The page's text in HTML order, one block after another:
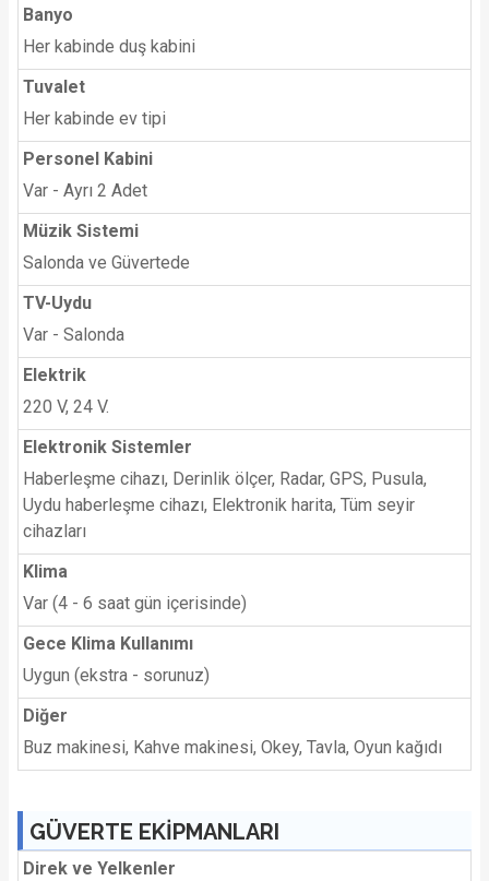
Banyo
Her kabinde duş kabini
Tuvalet
Her kabinde ev tipi
Personel Kabini
Var - Ayrı 2 Adet
Müzik Sistemi
Salonda ve Güvertede
TV-Uydu
Var - Salonda
Elektrik
220 V, 24 V.
Elektronik Sistemler
Haberleşme cihazı, Derinlik ölçer, Radar, GPS, Pusula,
Uydu haberleşme cihazı, Elektronik harita, Tüm seyir
cihazları
Klima
Var (4 - 6 saat gün içerisinde)
Gece Klima Kullanımı
Uygun (ekstra - sorunuz)
Diğer
Buz makinesi, Kahve makinesi, Okey, Tavla, Oyun kağıdı
GÜVERTE EKİPMANLARI
Direk ve Yelkenler